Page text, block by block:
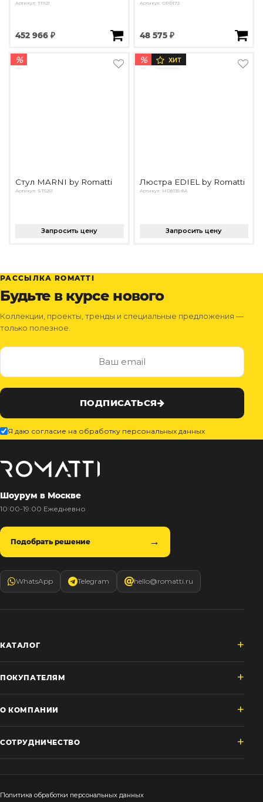
Артикул: T11121
452 966 ₽
Артикул: OPD172
48 575 ₽
%
Стул MARNI by Romatti
Артикул: ST5261
Запросить цену
% ХИТ
Люстра EDIEL by Romatti
Артикул: MD8135-8A
Запросить цену
РАССЫЛКА ROMATTI
Будьте в курсе нового
Коллекции, проекты, тренды и специальные предложения —
только полезное.
ПОДПИСАТЬСЯ
Я даю согласие на обработку персональных данных
Шоурум в Москве
10:00-19:00 Ежедневно
Подобрать решение
WhatsApp Telegram hello@romatti.ru
КАТАЛОГ
ПОКУПАТЕЛЯМ
О КОМПАНИИ
СОТРУДНИЧЕСТВО
Политика обработки персональных данных